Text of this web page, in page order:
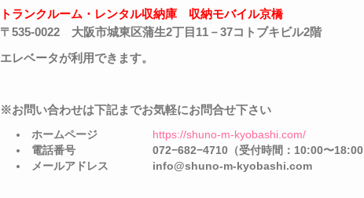
トランクルーム・レンタル収納庫 収納モバイル京橋
〒535-0022 大阪市城東区蒲生2丁目 11 －37コトブキビル2階
エレベータが利用できます。
※お問い合わせは下記までお気軽にお問合せ下さい
ホームページ https://shuno-m-kyobashi.com/
電話番号072−682−4710 （受付時間： 10:00〜18:00
メールアドレス info@shuno-m-kyobashi.com